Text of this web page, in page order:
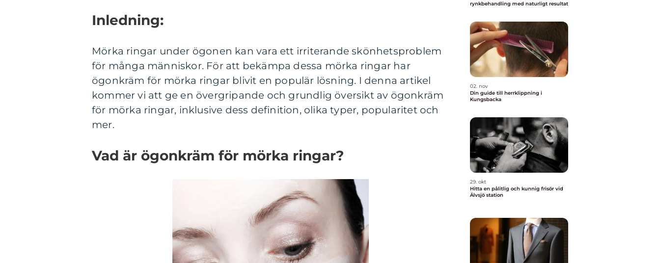
Inledning:
Mörka ringar under ögonen kan vara ett irriterande skönhetsproblem
för många människor. För att bekämpa dessa mörka ringar har
ögonkräm för mörka ringar blivit en populär lösning. I denna artikel
kommer vi att ge en övergripande och grundlig översikt av ögonkräm
för mörka ringar, inklusive dess definition, olika typer, popularitet och
mer.
Vad är ögonkräm för mörka ringar?
rynkbehandling med naturligt resultat
02. nov
Din guide till herrklippning i
Kungsbacka
29. okt
Hitta en pålitlig och kunnig frisör vid
Älvsjö station